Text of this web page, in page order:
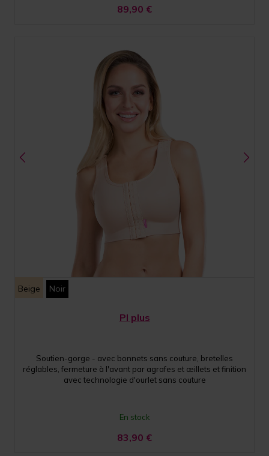
89,90 €
Beige Noir
PI plus
Soutien-gorge - avec bonnets sans couture, bretelles
réglables, fermeture à l'avant par agrafes et œillets et finition
avec technologie d'ourlet sans couture
En stock
83,90 €